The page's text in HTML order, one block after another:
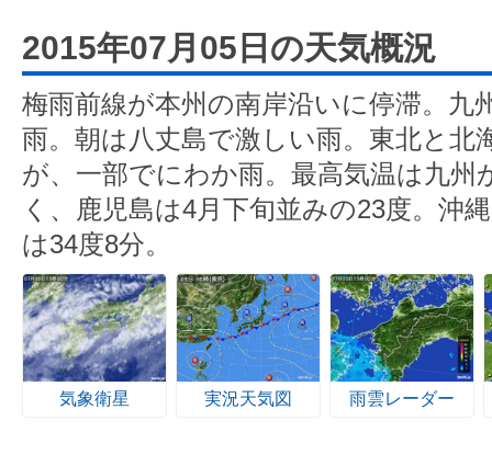
2015年07月05日の天気概況
梅雨前線が本州の南岸沿いに停滞。九
雨。朝は八丈島で激しい雨。東北と北
が、一部でにわか雨。最高気温は九州
く、鹿児島は4月下旬並みの23度。沖
は34度8分。
気象衛星 実況天気図 雨雲レーダー